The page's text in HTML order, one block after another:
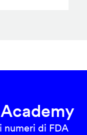
numeri di FDA